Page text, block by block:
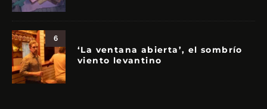
6
‘La ventana abierta’, el sombrío
viento levantino